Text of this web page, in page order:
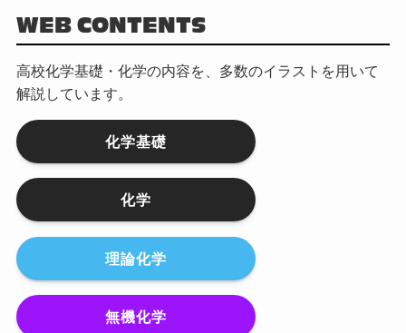
WEB CONTENTS
高校化学基礎・化学の内容を、多数のイラストを用いて
解説しています。
化学基礎
化学
理論化学
無機化学